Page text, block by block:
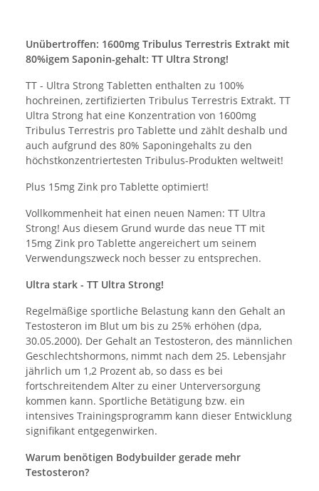
Unübertroffen: 1600mg Tribulus Terrestris Extrakt mit
80%igem Saponin-gehalt: TT Ultra Strong!
TT - Ultra Strong Tabletten enthalten zu 100%
hochreinen, zertifizierten Tribulus Terrestris Extrakt. TT
Ultra Strong hat eine Konzentration von 1600mg
Tribulus Terrestris pro Tablette und zählt deshalb und
auch aufgrund des 80% Saponingehalts zu den
höchstkonzentriertesten Tribulus-Produkten weltweit!
Plus 15mg Zink pro Tablette optimiert!
Vollkommenheit hat einen neuen Namen: TT Ultra
Strong! Aus diesem Grund wurde das neue TT mit
15mg Zink pro Tablette angereichert um seinem
Verwendungszweck noch besser zu entsprechen.
Ultra stark - TT Ultra Strong!
Regelmäßige sportliche Belastung kann den Gehalt an
Testosteron im Blut um bis zu 25% erhöhen (dpa,
30.05.2000). Der Gehalt an Testosteron, des männlichen
Geschlechtshormons, nimmt nach dem 25. Lebensjahr
jährlich um 1,2 Prozent ab, so dass es bei
fortschreitendem Alter zu einer Unterversorgung
kommen kann. Sportliche Betätigung bzw. ein
intensives Trainingsprogramm kann dieser Entwicklung
signifikant entgegenwirken.
Warum benötigen Bodybuilder gerade mehr
Testosteron?